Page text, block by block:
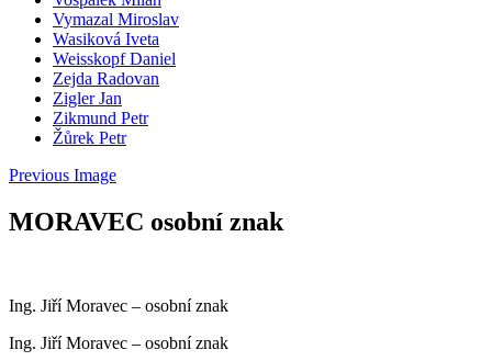
Vymazal Miroslav
Wasiková Iveta
Weisskopf Daniel
Zejda Radovan
Zigler Jan
Zikmund Petr
Žůrek Petr
Previous Image
MORAVEC osobní znak
Ing. Jiří Moravec – osobní znak
Ing. Jiří Moravec – osobní znak